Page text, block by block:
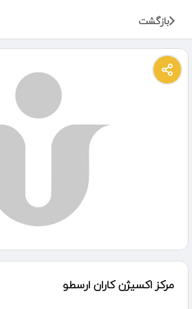
بازگشت
مرکز اکسیژن کاران ارسطو